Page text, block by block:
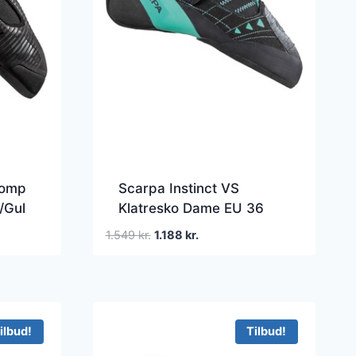
Scarpa Instinct VS
Klatresko Dame EU 36
Sort/Blå Klatresko
1.549kr. Den
1.188 kr.Den
Tilbud!